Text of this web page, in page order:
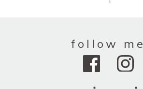
follow me